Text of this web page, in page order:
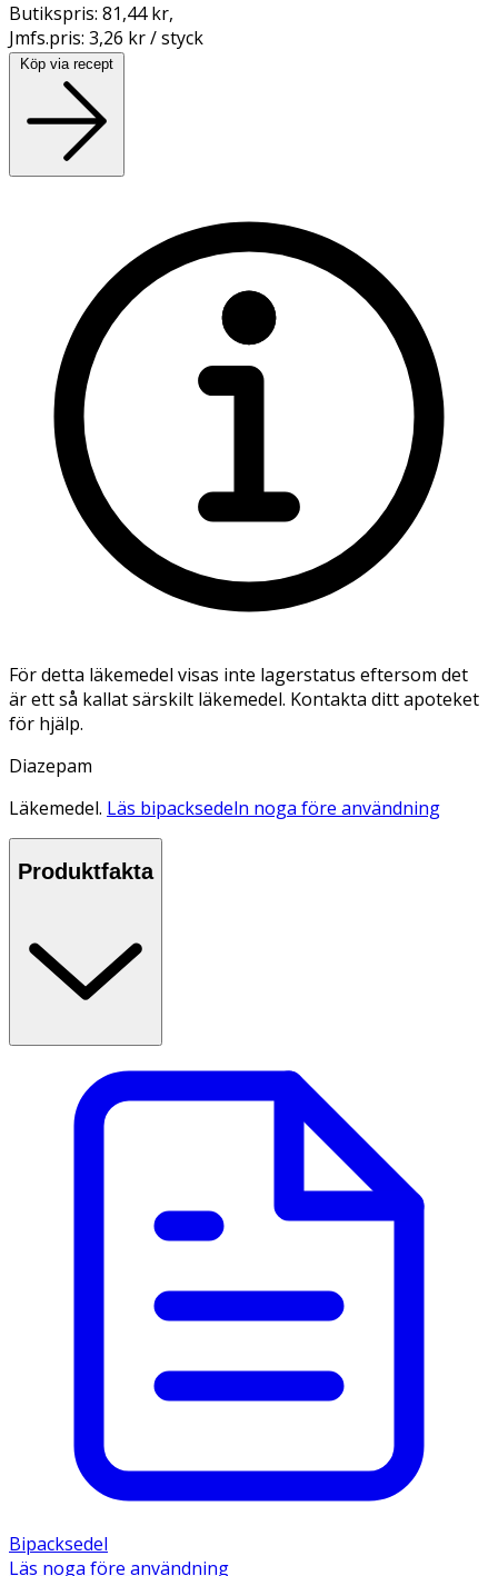
Butikspris: 81,44 kr,
Jmfs.pris: 3,26 kr / styck
Köp via recept
För detta läkemedel visas inte lagerstatus eftersom det
är ett så kallat särskilt läkemedel. Kontakta ditt apoteket
för hjälp.
Diazepam
Läkemedel. Läs bipacksedeln noga före användning
Produktfakta
Bipacksedel
Läs noga före användning